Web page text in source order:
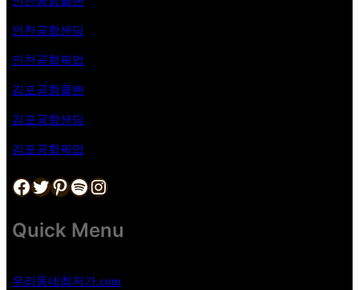
인천공항샌딩
인천공항픽업
김포공항콜밴
김포공항샌딩
김포공항픽업
Facebook Twitter Pinterest Spotify Instagram
Quick Menu
우리동네최저가.com